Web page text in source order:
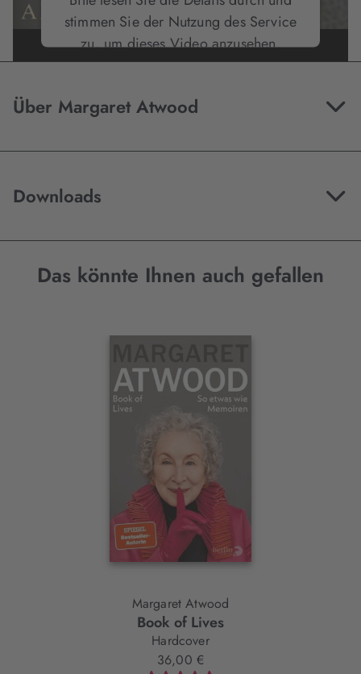
stimmen Sie der Nutzung des Service
zu, um dieses Video anzusehen.
Mehr Informationen
Akzeptieren
Über Margaret Atwood
Downloads
Das könnte Ihnen auch gefallen
Interaktives
Margaret Atwood
Book of Lives
Hardcover
36,00 €